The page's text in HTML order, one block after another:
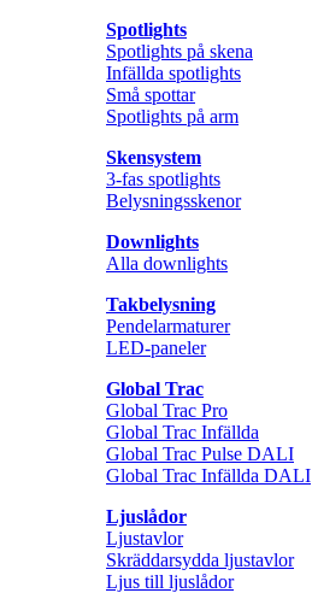
Spotlights
Spotlights på skena
Infällda spotlights
Små spottar
Spotlights på arm
Skensystem
3-fas spotlights
Belysningsskenor
Downlights
Alla downlights
Takbelysning
Pendelarmaturer
LED-paneler
Global Trac
Global Trac Pro
Global Trac Infällda
Global Trac Pulse DALI
Global Trac Infällda DALI
Ljuslådor
Ljustavlor
Skräddarsydda ljustavlor
Ljus till ljuslådor